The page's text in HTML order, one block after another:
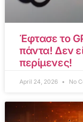
Έφτασε το
πάντα! Δεν
περίμενες!
April 24, 2026 No